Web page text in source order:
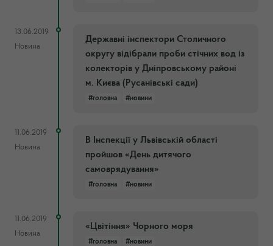
13.06.2019
Новина
Державні інспектори Столичного
округу відібрали проби стічних вод із
колекторів у Дніпровському районі
м. Києва (Русанівські сади)
#головна #новини
11.06.2019
Новина
В Інспекції у Львівській області
пройшов «День дитячого
самоврядування»
#головна #новини
11.06.2019
Новина
«Цвітіння» Чорного моря
#головна #новини